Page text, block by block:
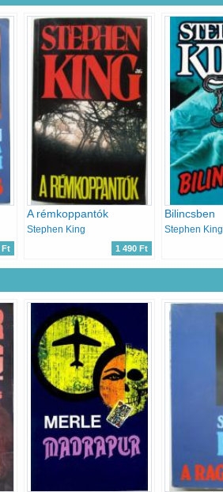
Ft
A rémkoppantók
Stephen King
1 490 Ft
Bilincsben
Stephen King